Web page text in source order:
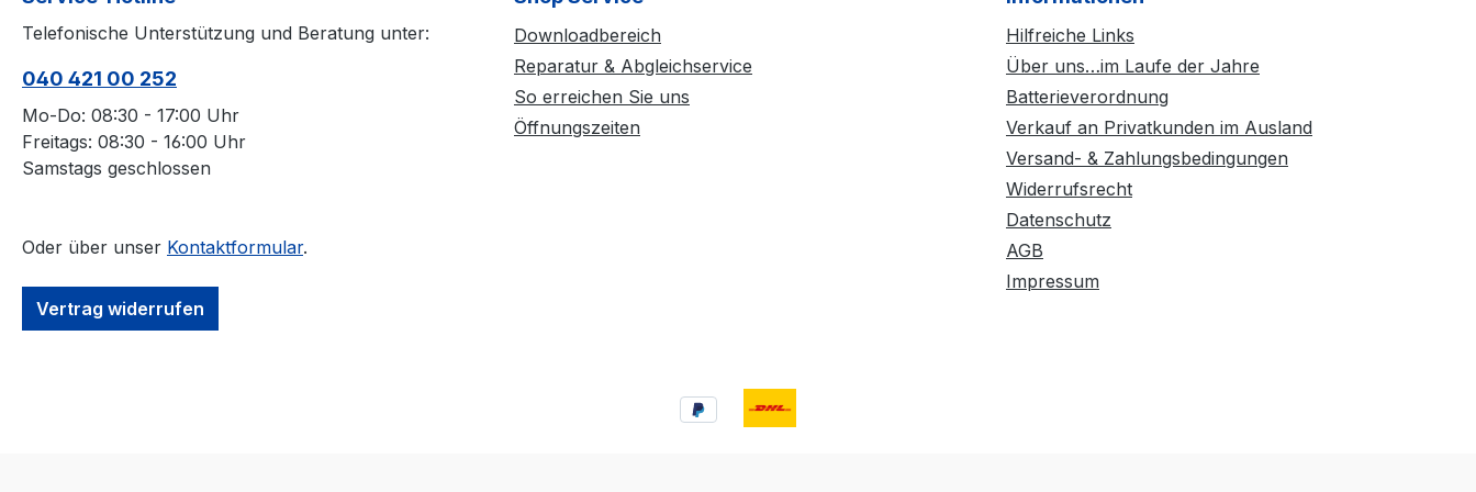
channel rejection 60dB Modulation 80% bis 90% (AM) Deviation 1.7KHz - 2.0 KHz (FM) Impedance 50 Ohm unbalanced Current drain 1.3A Max
Lieferumfang: CB-Handfunkgerät Handantenne USB-C-Ladekabel USB-Netzadapter 1800mA Li-Ionen-Akku Gürtelclip Benutzerhandbuch auf Englisch
Telefonische Unterstützung und Beratung unter:
040 421 00 252
Mo-Do: 08:30 - 17:00 Uhr
Freitags: 08:30 - 16:00 Uhr
Samstags geschlossen
Oder über unser Kontaktformular.
Vertrag widerrufen
Downloadbereich
Reparatur & Abgleichservice
So erreichen Sie uns
Öffnungszeiten
Hilfreiche Links
Über uns…im Laufe der Jahre
Batterieverordnung
Verkauf an Privatkunden im Ausland
Versand- & Zahlungsbedingungen
Widerrufsrecht
Datenschutz
AGB
Impressum